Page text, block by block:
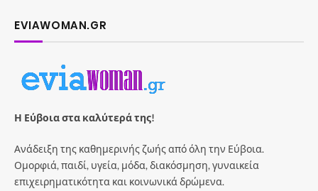
EVIAWOMAN.GR
Η Εύβοια στα καλύτερά της!
Ανάδειξη της καθημερινής ζωής από όλη την Εύβοια.
Ομορφιά, παιδί, υγεία, μόδα, διακόσμηση, γυναικεία
επιχειρηματικότητα και κοινωνικά δρώμενα.